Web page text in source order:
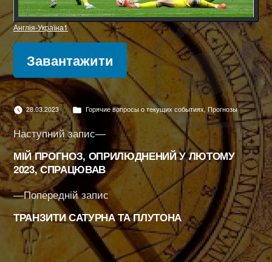
Англія-Україна1
Завантажити
28.03.2023
Опубліковано
Горячие вопросы о текущих событиях, Прогнозы
Навігація
записів
Попередній записПопередній
запис:
ТРАНЗИТИ САТУРНА ТА ПЛУТОНА
Наступний запис
Наступний
запис:
МІЙ ПРОГНОЗ, ОПРИЛЮДНЕНИЙ У ЛЮТОМУ
2023, СПРАЦЮВАВ